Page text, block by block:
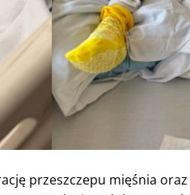
przeszczepu mięśnia